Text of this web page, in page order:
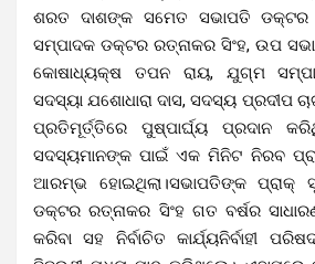
ଶରତ ଦାଶଙ୍କ ସମେତ ସଭାପତି ଡକ୍ଟର
ସମ୍ପାଦକ ଡକ୍ଟର ରତ୍ନାକର ସିଂହ, ଉପ
କୋଷାଧ୍ୟକ୍ଷ ତପନ ରାୟ, ଯୁଗ୍ମ
ସଦସ୍ୟା ଯଶୋଧାରା ଦାସ, ସଦସ୍ୟ ପ୍ରଦୀପ
ପ୍ରତିମୂର୍ତ୍ତିରେ ପୁଷ୍ପାର୍ଘ୍ୟ ପ୍ରଦାନ
ସଦସ୍ୟମାନଙ୍କ ପାଇଁ ଏକ ମିନିଟ ନିରବ
ଆରମ୍ଭ ହୋଇଥିଲା।ସଭାପତିଙ୍କ ପ୍ରାକ୍
ଡକ୍ଟର ରତ୍ନାକର ସିଂହ ଗତ ବର୍ଷର
କରିବା ସହ ନିର୍ବାଚିତ କାର୍ଯ୍ୟନିର୍ବାହୀ